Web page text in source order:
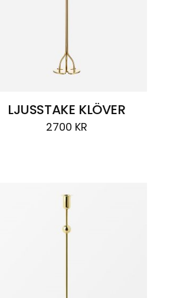
LJUSSTAKE KLÖVER
2700 KR